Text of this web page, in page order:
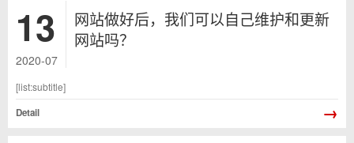
13
2020-07
网站做好后，我们可以自己维护和更新
网站吗？
[list:subtitle]
Detail
→